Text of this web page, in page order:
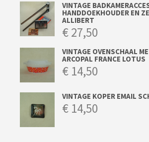
VINTAGE
HANDDOEKHOUDER EN
ALLIBERT
€27,50
VINTAGE OVENSCHAAL
ARCOPAL FRANCE LOTUS
€ 14,50
VINTAGE KOPER EMAIL
€ 14,50